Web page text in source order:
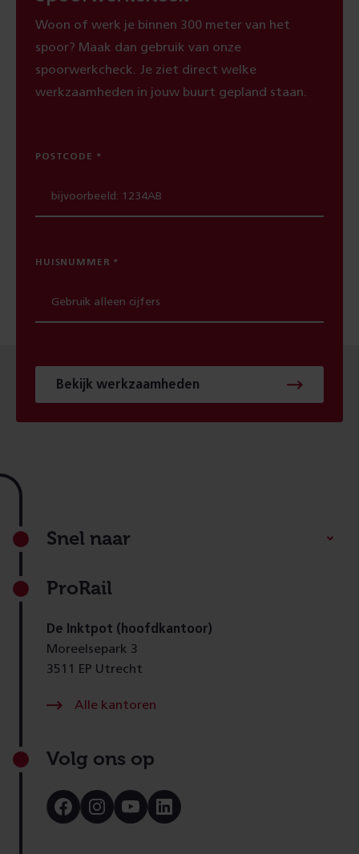
Woon of werk je binnen 300 meter van het
spoor? Maak dan gebruik van onze
spoorwerkcheck. Je ziet direct welke
werkzaamheden in jouw buurt gepland staan.
POSTCODE
HUISNUMMER
Bekijk werkzaamheden
Footer
Snel naar
ProRail
De Inktpot (hoofdkantoor)
Moreelsepark 3
3511 EP Utrecht
Alle kantoren
Volg ons op
Bezoek
onze
Bezoek
onze
Bezoek
onze
Bezoek
onze